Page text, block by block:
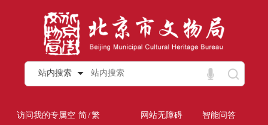
站内搜索
访问我的专属空 简/繁 网站无障碍 智能问答